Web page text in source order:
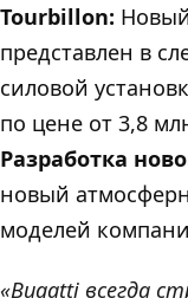
Tourbillon:
представлен в
силовой
по цене от 3,8
Разработка
новый
моделей
«Bugatti всегда